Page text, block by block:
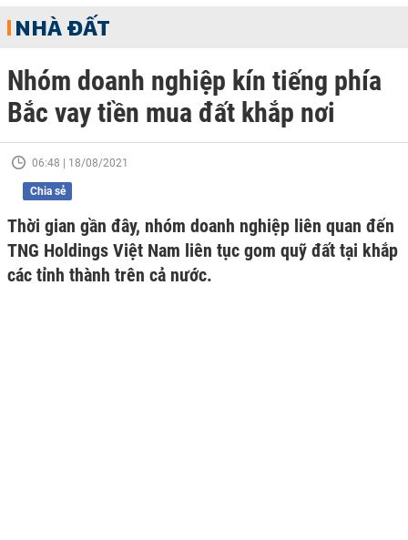
NHÀ ĐẤT
Nhóm doanh nghiệp kín tiếng phía
Bắc vay tiền mua đất khắp nơi
06:48 | 18/08/2021
Chia sẻ
Thời gian gần đây, nhóm doanh nghiệp liên quan đến
TNG Holdings Việt Nam liên tục gom quỹ đất tại khắp
các tỉnh thành trên cả nước.